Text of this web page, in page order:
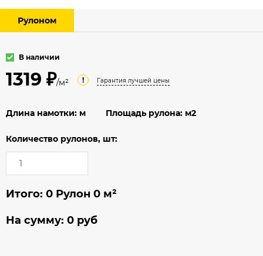
Рулоном
В наличии
1319 ₽/м² ! Гарантия лучшей цены
Длина намотки: м Площадь рулона: м2
Количество рулонов, шт:
Итого: 0 Рулон 0 м²
На сумму: 0 руб